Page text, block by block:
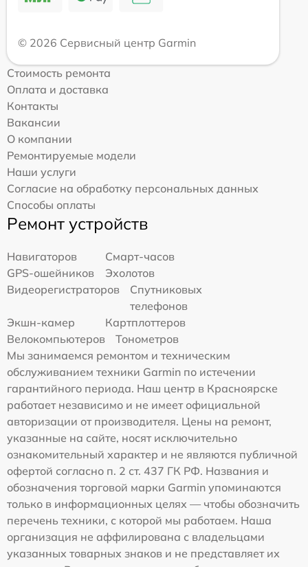
© 2026 Сервисный центр Garmin
Стоимость ремонта
Оплата и доставка
Контакты
Вакансии
О компании
Ремонтируемые модели
Наши услуги
Согласие на обработку персональных данных
Способы оплаты
Ремонт устройств
Навигаторов
Смарт-часов
GPS-ошейников
Эхолотов
Видеорегистраторов
Спутниковых
телефонов
Экшн-камер
Картплоттеров
Велокомпьютеров
Тонометров
Мы занимаемся ремонтом и техническим
обслуживанием техники Garmin по истечении
гарантийного периода. Наш центр в Красноярске
работает независимо и не имеет официальной
авторизации от производителя. Цены на ремонт,
указанные на сайте, носят исключительно
ознакомительный характер и не являются публичной
офертой согласно п. 2 ст. 437 ГК РФ. Названия и
обозначения торговой марки Garmin упоминаются
только в информационных целях — чтобы обозначить
перечень техники, с которой мы работаем. Наша
организация не аффилирована с владельцами
указанных товарных знаков и не представляет их